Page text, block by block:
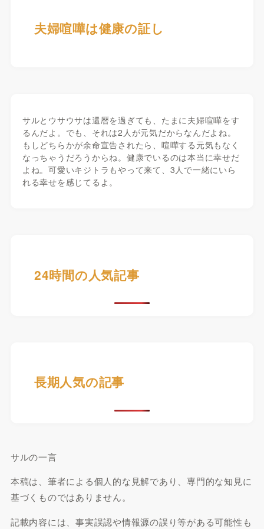
夫婦喧嘩は健康の証し
サルとウサウサは還暦を過ぎても、たまに夫婦喧嘩をす
るんだよ。でも、それは2人が元気だからなんだよね。
もしどちらかが余命宣告されたら、喧嘩する元気もなく
なっちゃうだろうからね。健康でいるのは本当に幸せだ
よね。可愛いキジトラもやって来て、3人で一緒にいら
れる幸せを感じてるよ。
24時間の人気記事
長期人気の記事
サルの一言
本稿は、筆者による個人的な見解であり、専門的な知見に
基づくものではありません。
記載内容には、事実誤認や情報源の誤り等がある可能性も